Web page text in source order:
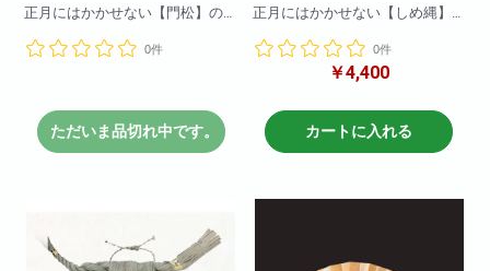
正月にはかかせない【門松】の
※こちらの商品は12月4日までに
ご注文頂きましたお客様に
受注生産での販売とさせて頂き
0件
ただいま品切れ中です。
正月にはかかせない【しめ縄】
是非ご注文下さいませ。
※販売受注開始は11月からになり
ます。
11月15日までにご予約頂ければ
0件
￥4,400
カートに入れる